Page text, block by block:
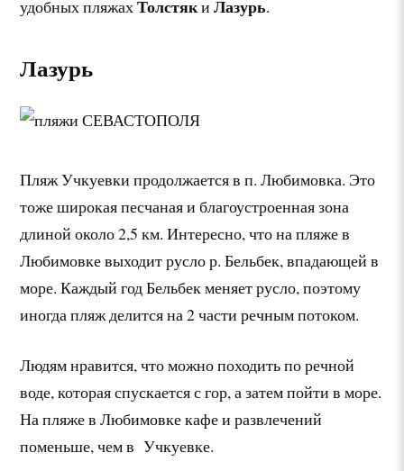
удобных пляжахТолстякиЛазурь.
Лазурь
Пляж Учкуевки продолжается в п. Любимовка. Это
тоже широкая песчаная и благоустроенная зона
длиной около 2,5 км. Интересно, что на пляже в
Любимовке выходит русло р. Бельбек, впадающей в
море. Каждый год Бельбек меняет русло, поэтому
иногда пляж делится на 2 части речным потоком.
Людям нравится, что можно походить по речной
воде, которая спускается с гор, а затем пойти в море.
На пляже в Любимовке кафе и развлечений
поменьше, чем в Учкуевке.